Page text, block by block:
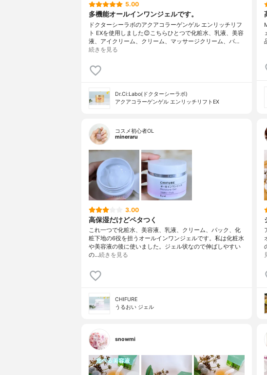
5.00
多機能オールインワンジェルです。
ドクターシーラボのアクアコラーゲンゲル エンリッチリフ
ト EXを使用しました😊こちらひとつで化粧水、乳液、美容
液、アイクリーム、クリーム、マッサージクリーム、パ…
続きを見る
Dr.Ci:Labo(ドクターシーラボ)
アクアコラーゲンゲル エンリッチリフトEX
コスメ初心者OL
mineraru
3.00
高保湿だけどペタつく
これ一つで化粧水、美容液、乳液、クリーム、パック、化
粧下地の6役を担うオールインワンジェルです。私は化粧水
や美容液の後に使いました。ジェル状なので伸ばしやすい
の…続きを見る
CHIFURE
うるおい ジェル
snowmi